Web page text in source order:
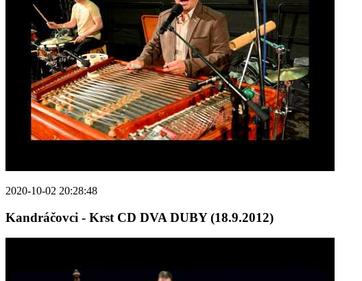
2020-10-02 20:28:48
Kandráčovci - Krst CD DVA DUBY (18.9.2012)